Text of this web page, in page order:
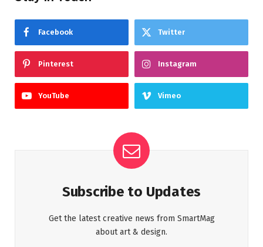
Facebook Twitter
Pinterest Instagram
YouTube Vimeo
Subscribe to Updates
Get the latest creative news from SmartMag
about art & design.